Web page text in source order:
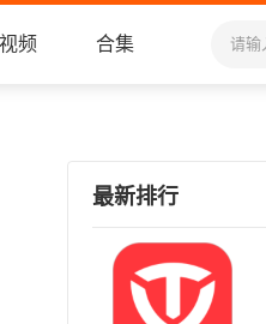
视频 合集
最新排行